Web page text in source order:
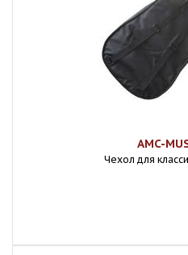
AMC-
Чехол для